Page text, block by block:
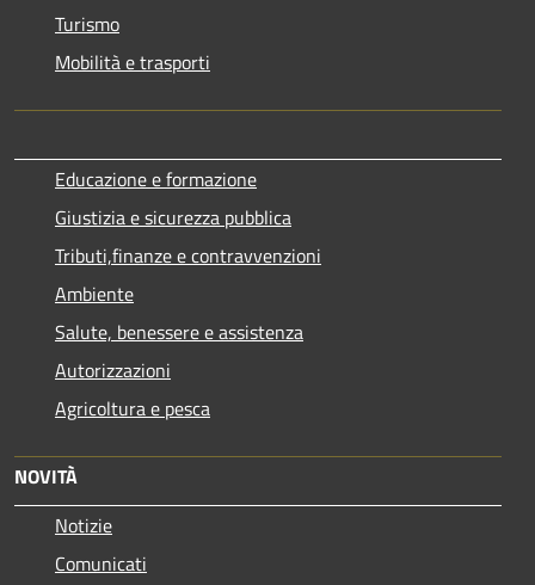
Turismo
Mobilità e trasporti
Educazione e formazione
Giustizia e sicurezza pubblica
Tributi,finanze e contravvenzioni
Ambiente
Salute, benessere e assistenza
Autorizzazioni
Agricoltura e pesca
NOVITÀ
Notizie
Comunicati